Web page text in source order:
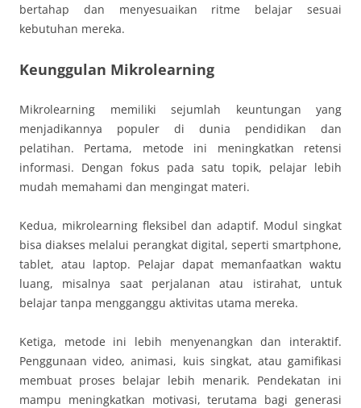
bertahap dan menyesuaikan ritme belajar sesuai
kebutuhan mereka.
Keunggulan Mikrolearning
Mikrolearning memiliki sejumlah keuntungan yang
menjadikannya populer di dunia pendidikan dan
pelatihan. Pertama, metode ini meningkatkan retensi
informasi. Dengan fokus pada satu topik, pelajar lebih
mudah memahami dan mengingat materi.
Kedua, mikrolearning fleksibel dan adaptif. Modul singkat
bisa diakses melalui perangkat digital, seperti smartphone,
tablet, atau laptop. Pelajar dapat memanfaatkan waktu
luang, misalnya saat perjalanan atau istirahat, untuk
belajar tanpa mengganggu aktivitas utama mereka.
Ketiga, metode ini lebih menyenangkan dan interaktif.
Penggunaan video, animasi, kuis singkat, atau gamifikasi
membuat proses belajar lebih menarik. Pendekatan ini
mampu meningkatkan motivasi, terutama bagi generasi